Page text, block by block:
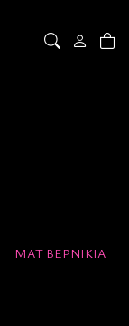
ΜΑΤ ΒΕΡΝΊΚΙΑ